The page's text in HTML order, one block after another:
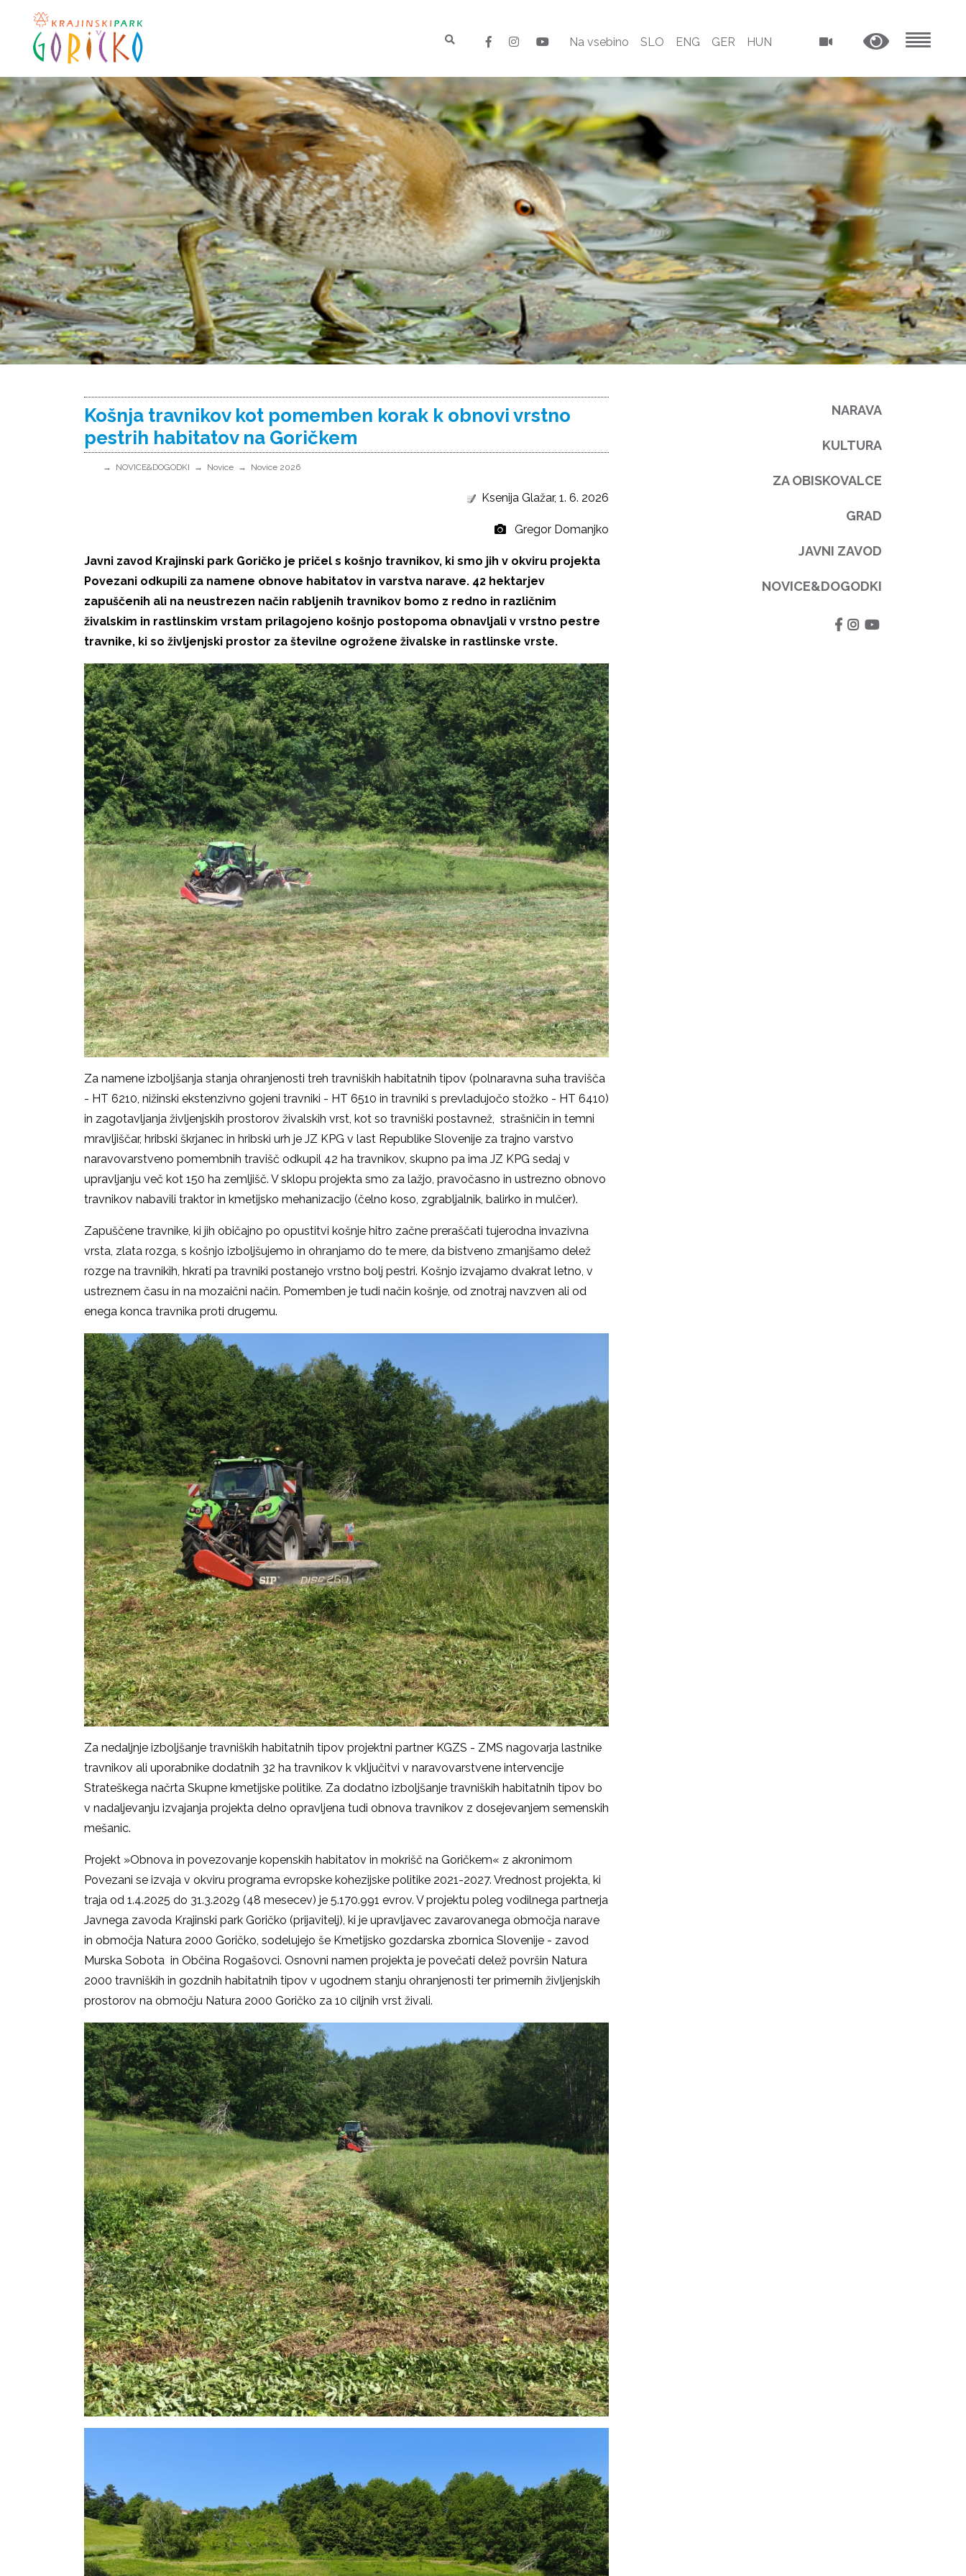
Na vsebino SLO ENG GER HUN
Košnja travnikov kot pomemben korak k obnovi vrstno
pestrih habitatov na Goričkem
NOVICE&DOGODKI Novice Novice 2026
Ksenija Glažar, 1. 6. 2026
Gregor Domanjko
Javni zavod Krajinski park Goričko je pričel s košnjo travnikov, ki smo jih v okviru projekta
Povezani odkupili za namene obnove habitatov in varstva narave. 42 hektarjev
zapuščenih ali na neustrezen način rabljenih travnikov bomo z redno in različnim
živalskim in rastlinskim vrstam prilagojeno košnjo postopoma obnavljali v vrstno pestre
travnike, ki so življenjski prostor za številne ogrožene živalske in rastlinske vrste.
Za namene izboljšanja stanja ohranjenosti treh travniških habitatnih tipov (polnaravna suha travišča
- HT 6210, nižinski ekstenzivno gojeni travniki - HT 6510 in travniki s prevladujočo stožko - HT 6410)
in zagotavljanja življenjskih prostorov živalskih vrst, kot so travniški postavnež, strašničin in temni
mravljiščar, hribski škrjanec in hribski urh je JZ KPG v last Republike Slovenije za trajno varstvo
naravovarstveno pomembnih travišč odkupil 42 ha travnikov, skupno pa ima JZ KPG sedaj v
upravljanju več kot 150 ha zemljišč. V sklopu projekta smo za lažjo, pravočasno in ustrezno obnovo
travnikov nabavili traktor in kmetijsko mehanizacijo (čelno koso, zgrabljalnik, balirko in mulčer).
Zapuščene travnike, ki jih običajno po opustitvi košnje hitro začne preraščati tujerodna invazivna
vrsta, zlata rozga, s košnjo izboljšujemo in ohranjamo do te mere, da bistveno zmanjšamo delež
rozge na travnikih, hkrati pa travniki postanejo vrstno bolj pestri. Košnjo izvajamo dvakrat letno, v
ustreznem času in na mozaični način. Pomemben je tudi način košnje, od znotraj navzven ali od
enega konca travnika proti drugemu.
Za nedaljnje izboljšanje travniških habitatnih tipov projektni partner KGZS - ZMS nagovarja lastnike
travnikov ali uporabnike dodatnih 32 ha travnikov k vključitvi v naravovarstvene intervencije
Strateškega načrta Skupne kmetijske politike. Za dodatno izboljšanje travniških habitatnih tipov bo
v nadaljevanju izvajanja projekta delno opravljena tudi obnova travnikov z dosejevanjem semenskih
mešanic.
Projekt »Obnova in povezovanje kopenskih habitatov in mokrišč na Goričkem« z akronimom
Povezani se izvaja v okviru programa evropske kohezijske politike 2021-2027. Vrednost projekta, ki
traja od 1.4.2025 do 31.3.2029 (48 mesecev) je 5.170.991 evrov. V projektu poleg vodilnega partnerja
Javnega zavoda Krajinski park Goričko (prijavitelj), ki je upravljavec zavarovanega območja narave
in območja Natura 2000 Goričko, sodelujejo še Kmetijsko gozdarska zbornica Slovenije - zavod
Murska Sobota in Občina Rogašovci. Osnovni namen projekta je povečati delež površin Natura
2000 travniških in gozdnih habitatnih tipov v ugodnem stanju ohranjenosti ter primernih življenjskih
prostorov na območju Natura 2000 Goričko za 10 ciljnih vrst živali.
NARAVA
KULTURA
ZA OBISKOVALCE
GRAD
JAVNI ZAVOD
NOVICE&DOGODKI